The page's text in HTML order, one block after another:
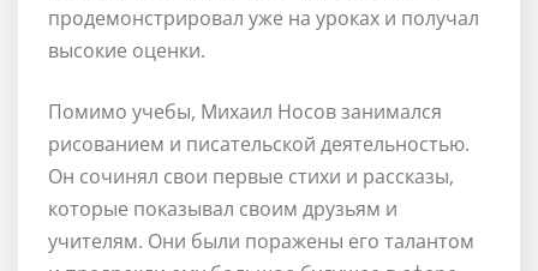
продемонстрировал уже на уроках и получал
высокие оценки.
Помимо учебы, Михаил Носов занимался
рисованием и писательской деятельностью.
Он сочинял свои первые стихи и рассказы,
которые показывал своим друзьям и
учителям. Они были поражены его талантом